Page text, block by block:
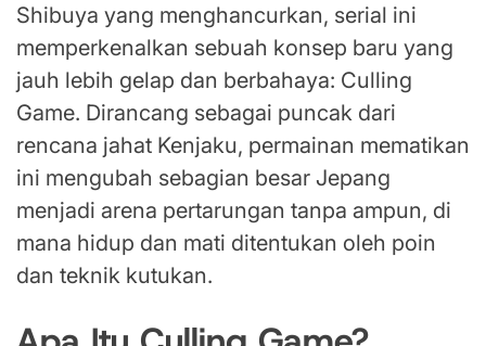
Shibuya yang menghancurkan, serial ini
memperkenalkan sebuah konsep baru yang
jauh lebih gelap dan berbahaya: Culling
Game. Dirancang sebagai puncak dari
rencana jahat Kenjaku, permainan mematikan
ini mengubah sebagian besar Jepang
menjadi arena pertarungan tanpa ampun, di
mana hidup dan mati ditentukan oleh poin
dan teknik kutukan.